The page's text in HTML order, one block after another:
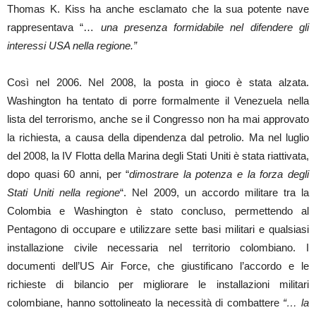
Thomas K. Kiss ha anche esclamato che la sua potente nave
rappresentava “… una presenza formidabile nel difendere gli
interessi USA nella regione.”
Così nel 2006. Nel 2008, la posta in gioco è stata alzata.
Washington ha tentato di porre formalmente il Venezuela nella
lista del terrorismo, anche se il Congresso non ha mai approvato
la richiesta, a causa della dipendenza dal petrolio. Ma nel luglio
del 2008, la IV Flotta della Marina degli Stati Uniti è stata riattivata,
dopo quasi 60 anni, per “dimostrare la potenza e la forza degli
Stati Uniti nella regione“. Nel 2009, un accordo militare tra la
Colombia e Washington è stato concluso, permettendo al
Pentagono di occupare e utilizzare sette basi militari e qualsiasi
installazione civile necessaria nel territorio colombiano. I
documenti dell’US Air Force, che giustificano l’accordo e le
richieste di bilancio per migliorare le installazioni militari
colombiane, hanno sottolineato la necessità di combattere “… la